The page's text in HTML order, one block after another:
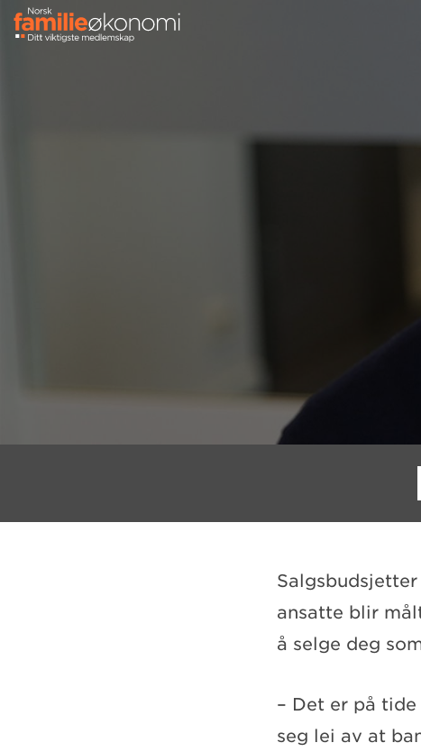
ansatte blir
å selge deg
– Det er på
seg lei av at